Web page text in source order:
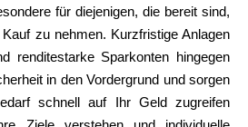
für diejenigen, die bereit sind,
zu nehmen. Kurzfristige Anlagen
renditestarke Sparkonten hingegen
in den Vordergrund und sorgen
schnell auf Ihr Geld zugreifen